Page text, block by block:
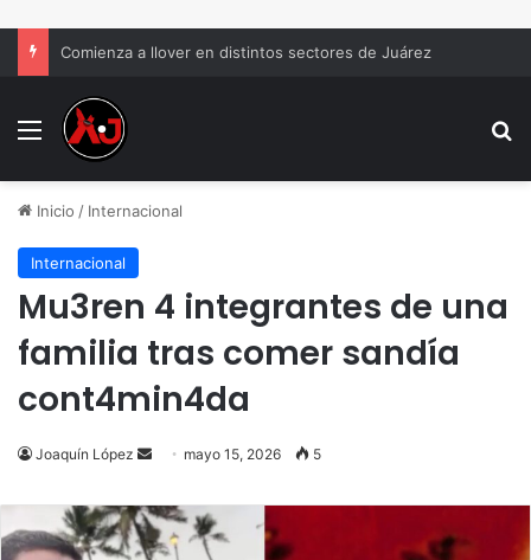
Comienza a llover en distintos sectores de Juárez
Menu
Inicio / Internacional
Internacional
Mu3ren 4 integrantes de una
familia tras comer sandía
cont4min4da
Joaquín López
Send
email
mayo 15, 2026 5